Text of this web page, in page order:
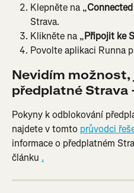
Klepněte na „
Strava.
Klikněte na „Připojit ke
Povolte aplikaci Runna
Nevidím
předplatné Strava
Pokyny k odblokování
najdete v tomto průvodci
informace o předplatném
článku .